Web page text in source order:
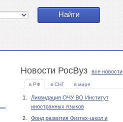
Новости РосВуз все новости
в РФ в СНГ в мире
1.
Ликвидация ОЧУ ВО Институт
иностранных языков
2.
Фонд развития Физтех-школ и